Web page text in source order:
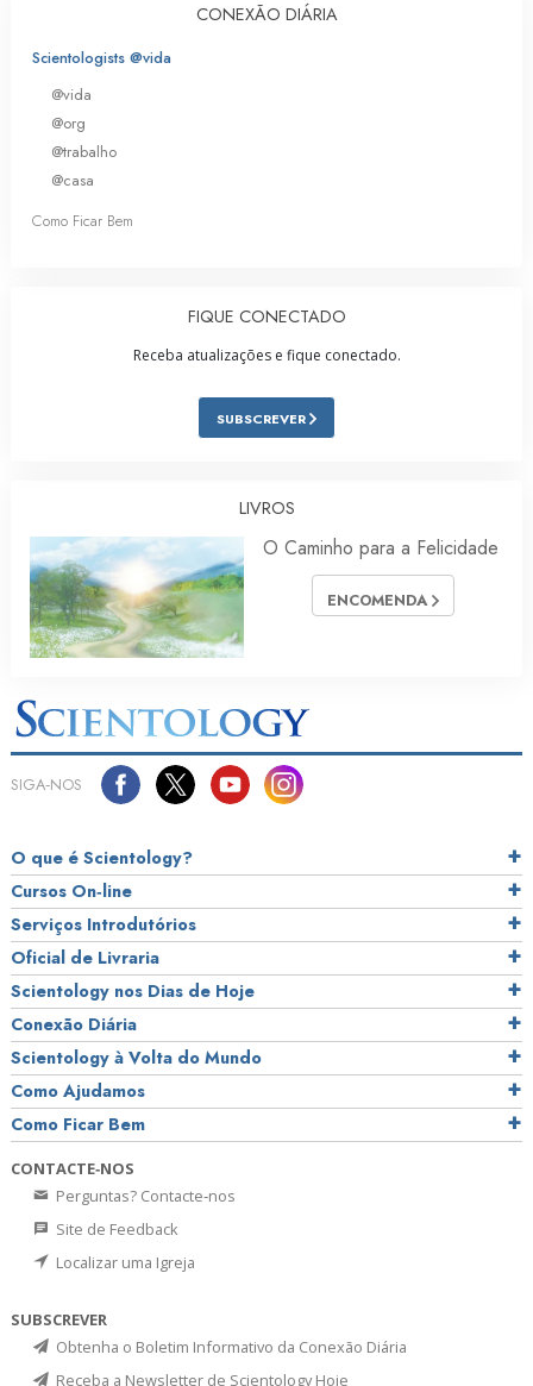
CONEXÃO DIÁRIA
Scientologists @vida
@vida
@org
@trabalho
@casa
Como Ficar Bem
FIQUE CONECTADO
Receba atualizações e fique conectado.
SUBSCREVER
LIVROS
O Caminho para a Felicidade
ENCOMENDA
SIGA‑NOS
O que é Scientology?
Cursos On‑line
Serviços Introdutórios
Oficial de Livraria
Scientology nos Dias de Hoje
Conexão Diária
Scientology à Volta do Mundo
Como Ajudamos
Como Ficar Bem
CONTACTE‑NOS
Perguntas? Contacte‑nos
Site de Feedback
Localizar uma Igreja
SUBSCREVER
Obtenha o Boletim Informativo da Conexão Diária
Receba a Newsletter de Scientology Hoje